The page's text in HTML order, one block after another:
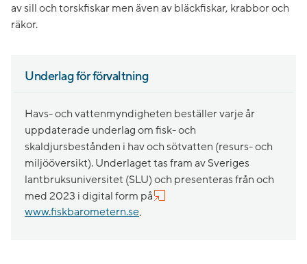
av sill och torskfiskar men även av bläckfiskar, krabbor och
räkor.
Underlag för förvaltning
Havs- och vattenmyndigheten beställer varje år
uppdaterade underlag om fisk- och
skaldjursbestånden i hav och sötvatten (resurs- och
miljööversikt). Underlaget tas fram av Sveriges
lantbruksuniversitet (SLU) och presenteras från och
med 2023 i digital form på
www.fiskbarometern.se.